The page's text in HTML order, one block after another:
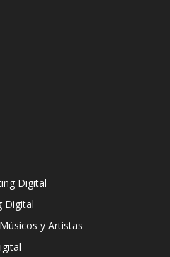
Digital
Digital
y Artistas